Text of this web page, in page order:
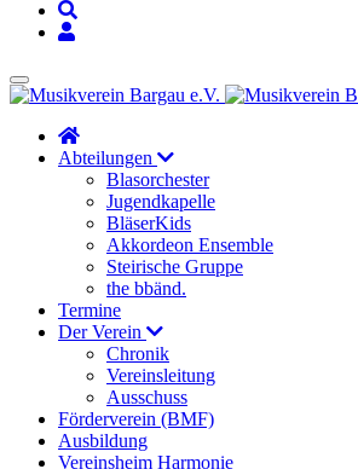
Abteilungen
Blasorchester
Jugendkapelle
BläserKids
Akkordeon Ensemble
Steirische Gruppe
the bbänd.
Termine
Der Verein
Chronik
Vereinsleitung
Ausschuss
Förderverein (BMF)
Ausbildung
Vereinsheim Harmonie